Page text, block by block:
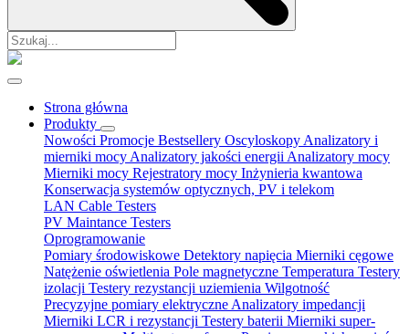
Strona główna
Produkty
Nowości Promocje Bestsellery Oscyloskopy Analizatory i
mierniki mocy Analizatory jakości energii Analizatory mocy
Mierniki mocy Rejestratory mocy Inżynieria kwantowa
Konserwacja systemów optycznych, PV i telekom
LAN Cable Testers
PV Maintance Testers
Oprogramowanie
Pomiary środowiskowe Detektory napięcia Mierniki cęgowe
Natężenie oświetlenia Pole magnetyczne Temperatura Testery
izolacji Testery rezystancji uziemienia Wilgotność
Precyzyjne pomiary elektryczne Analizatory impedancji
Mierniki LCR i rezystancji Testery baterii Mierniki super-